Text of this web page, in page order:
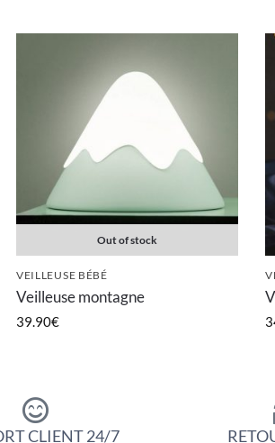
Out of stock
VEILLEUSE BÉBÉ
Veilleuse montagne
39.90€
CLIENT 24/7